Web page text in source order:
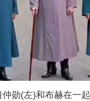
仲勋(左)和布赫在一起